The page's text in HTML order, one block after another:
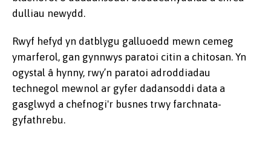
dulliau newydd.
Rwyf hefyd yn datblygu galluoedd mewn cemeg
ymarferol, gan gynnwys paratoi citin a chitosan. Yn
ogystal â hynny, rwy’n paratoi adroddiadau
technegol mewnol ar gyfer dadansoddi data a
gasglwyd a chefnogi'r busnes trwy farchnata-
gyfathrebu.